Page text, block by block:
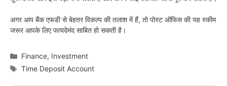
अगर आप बैंक एफडी से बेहतर विकल्प की तलाश में हैं, तो पोस्ट ऑफिस की यह स्कीम
जरूर आपके लिए फायदेमंद साबित हो सकती है।
Categories
Finance, Investment
Tags
Time Deposit Account